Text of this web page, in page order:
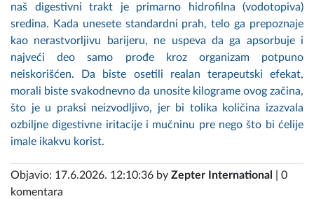
naš digestivni trakt je primarno hidrofilna (vodotopiva)
sredina. Kada unesete standardni prah, telo ga prepoznaje
kao nerastvorljivu barijeru, ne uspeva da ga apsorbuje i
najveći deo samo prođe kroz organizam potpuno
neiskorišćen. Da biste osetili realan terapeutski efekat,
morali biste svakodnevno da unosite kilograme ovog začina,
što je u praksi neizvodljivo, jer bi tolika količina izazvala
ozbiljne digestivne iritacije i mučninu pre nego što bi ćelije
imale ikakvu korist.
Objavio: 17.6.2026. 12:10:36 by Zepter International
| 0
komentara